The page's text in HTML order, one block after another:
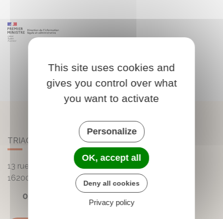
TRIAC-LAUTRAIT
13 rue de la Mairie - Lautrait
16200
Triac-Lautrait
05 45 81 05 41
This site uses cookies and
gives you control over what
you want to activate
Personalize
OK, accept all
Deny all cookies
Privacy policy